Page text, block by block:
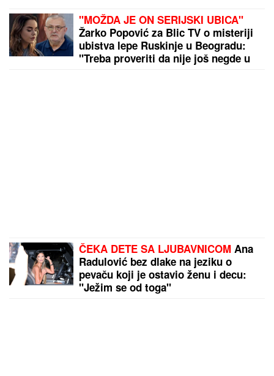
"MOŽDA JE ON SERIJSKI UBICA"
Žarko Popović za Blic TV o misteriji
ubistva lepe Ruskinje u Beogradu:
"Treba proveriti da nije još negde u
ČEKA DETE SA LJUBAVNICOM Ana
Radulović bez dlake na jeziku o
pevaču koji je ostavio ženu i decu:
"Ježim se od toga"